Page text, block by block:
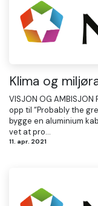
Klima og
VISJON OG AMBISJON
opp til “Probably the
bygge en aluminium
vet at pro...
11. apr. 2021